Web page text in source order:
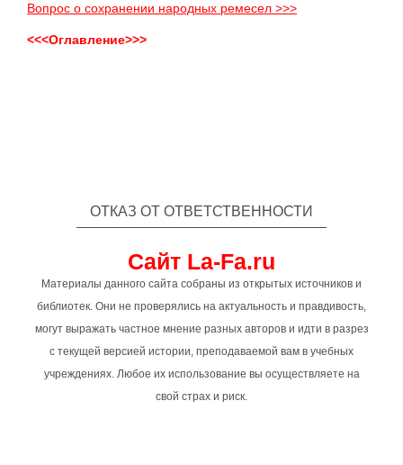
Вопрос о сохранении народных ремесел >>>
<<<Оглавление>>>
ОТКАЗ ОТ ОТВЕТСТВЕННОСТИ
Сайт La-Fa.ru
Материалы данного сайта собраны из открытых источников и
библиотек. Они не проверялись на актуальность и правдивость,
могут выражать частное мнение разных авторов и идти в разрез
с текущей версией истории, преподаваемой вам в учебных
учреждениях. Любое их использование вы осуществляете на
свой страх и риск.